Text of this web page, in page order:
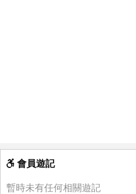
會員遊記
暫時未有任何相關遊記